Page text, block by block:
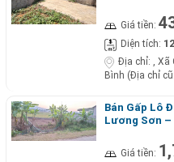
Giá tiền:
Diện tích:
Địa chỉ: , Xã
Bình (Địa chỉ
Bán Gấp Lô
Lương Sơn
Giá tiền: